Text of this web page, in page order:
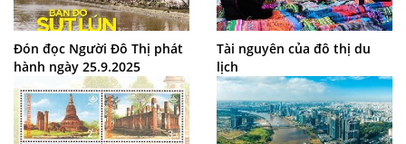
Đón đọc Người Đô Thị phát
hành ngày 25.9.2025
Tài nguyên của đô thị du
lịch